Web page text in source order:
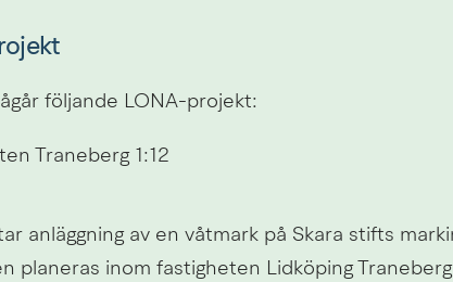
följande LONA-projekt:
Traneberg 1:12
anläggning av en våtmark på Skara stifts
planeras inom fastigheten Lidköping Traneberg